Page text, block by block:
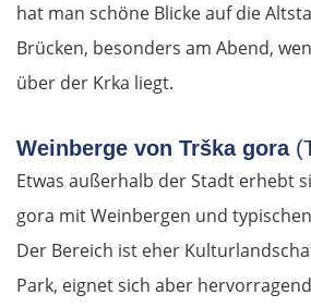
hat man schöne Blicke auf die
Brücken, besonders am Abend,
über der Krka liegt.
Weinberge von Trška gora
Etwas außerhalb der Stadt erhebt
gora mit Weinbergen und
Der Bereich ist eher
Park, eignet sich aber